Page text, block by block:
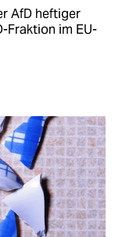
AfD heftiger
Fraktion im EU-